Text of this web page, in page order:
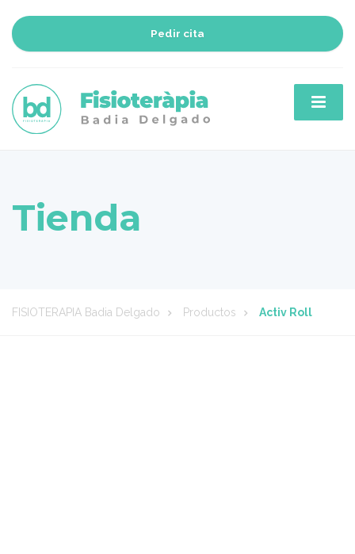
Pedir cita
Tienda
FISIOTERAPIA Badia Delgado Productos Activ Roll